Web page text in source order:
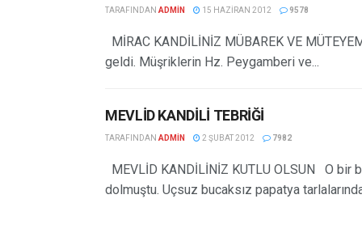
TARAFINDAN ADMIN 15 HAZIRAN 2012 9578
MİRAC KANDİLİNİZ MÜBAREK VE
geldi. Müşriklerin Hz. Peygamberi ve...
MEVLİD KANDİLİ TEBRİĞİ
TARAFINDAN ADMIN 2 ŞUBAT 2012 7982
MEVLİD KANDİLİNİZ KUTLU OLSUN O bir
dolmuştu. Uçsuz bucaksız papatya